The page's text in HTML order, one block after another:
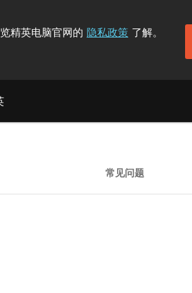
精英电脑官网的 隐私政策 了解。
常见问题